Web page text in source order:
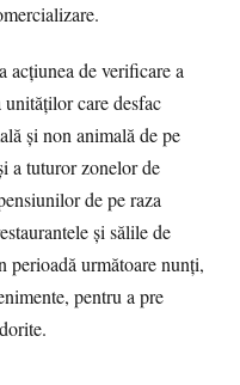
de verificare a
care desfac
și non animală de pe
a tuturor zonelor de
de pe raza
și sălile de
perioadă următoare nunți,
pentru a pre